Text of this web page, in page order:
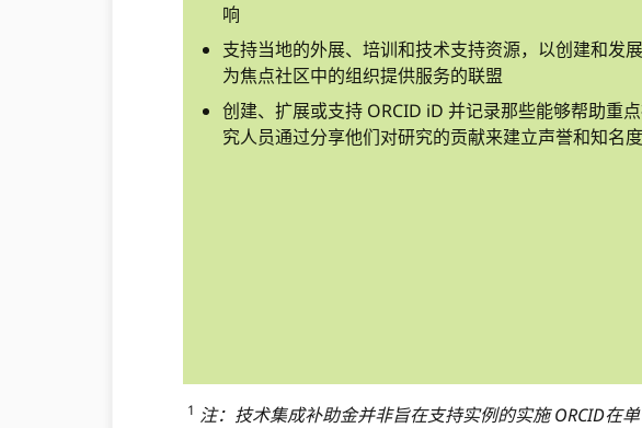
响
支持当地的外展、培训和技术支持资源，以创建和发
为焦点社区中的组织提供服务的联盟
创建、扩展或支持 ORCID iD 并记录那些能够帮助重
究人员通过分享他们对研究的贡献来建立声誉和知名度
1 注：技术集成补助金并非旨在支持实例的实施 ORCID在